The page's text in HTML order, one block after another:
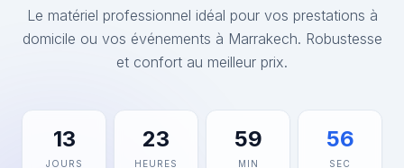
Le matériel professionnel idéal pour vos prestations à
domicile ou vos événements à Marrakech. Robustesse
et confort au meilleur prix.
13
JOURS
23
HEURES
59
MIN
56
SEC